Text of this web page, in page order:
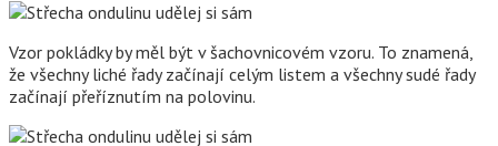
Vzor pokládky by měl být v šachovnicovém vzoru. To znamená,
že všechny liché řady začínají celým listem a všechny sudé řady
začínají přeříznutím na polovinu.